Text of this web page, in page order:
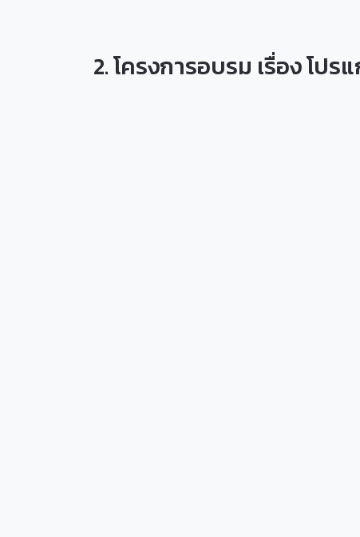
2. โครงการอบรม เรื่อง โป